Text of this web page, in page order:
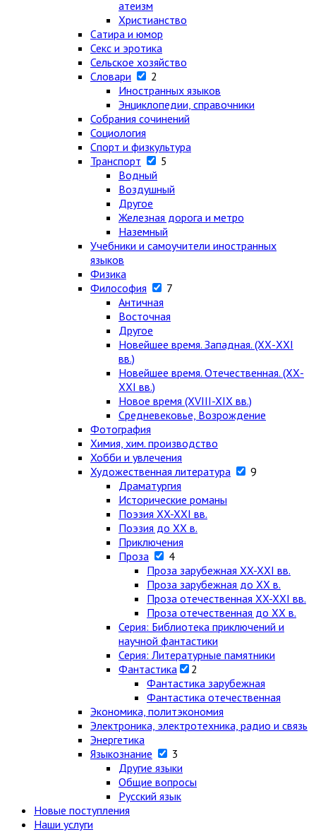
атеизм
Христианство
Сатира и юмор
Секс и эротика
Сельское хозяйство
Словари
2
Иностранных языков
Энциклопедии, справочники
Собрания сочинений
Социология
Спорт и физкультура
Транспорт
5
Водный
Воздушный
Другое
Железная дорога и метро
Наземный
Учебники и самоучители иностранных
языков
Физика
Философия
7
Античная
Восточная
Другое
Новейшее время. Западная. (ХХ-ХХI
вв.)
Новейшее время. Отечественная. (ХХ-
ХХI вв.)
Новое время (XVIII-XIX вв.)
Средневековье, Возрождение
Фотография
Химия, хим. производство
Хобби и увлечения
Художественная литература
9
Драматургия
Исторические романы
Поэзия XX-XXI вв.
Поэзия до XX в.
Приключения
Проза
4
Проза зарубежная XX-XXI вв.
Проза зарубежная до XX в.
Проза отечественная XX-XXI вв.
Проза отечественная до XX в.
Серия: Библиотека приключений и
научной фантастики
Серия: Литературные памятники
Фантастика
2
Фантастика зарубежная
Фантастика отечественная
Экономика, политэкономия
Электроника, электротехника, радио и связь
Энергетика
Языкознание
3
Другие языки
Общие вопросы
Русский язык
Новые поступления
Наши услуги